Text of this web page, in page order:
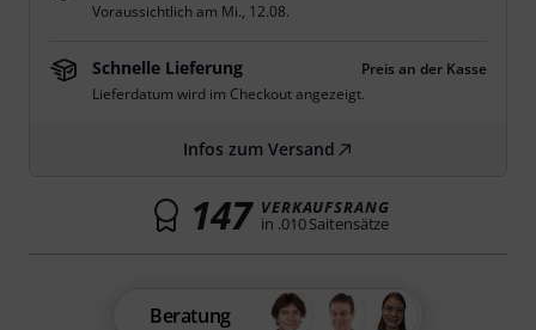
Voraussichtlich am Mi., 12.08.
Schnelle Lieferung
Preis an der Kasse
Lieferdatum wird im Checkout angezeigt.
Infos zum Versand
147 VERKAUFSRANG
in .010 Saitensätze
Beratung